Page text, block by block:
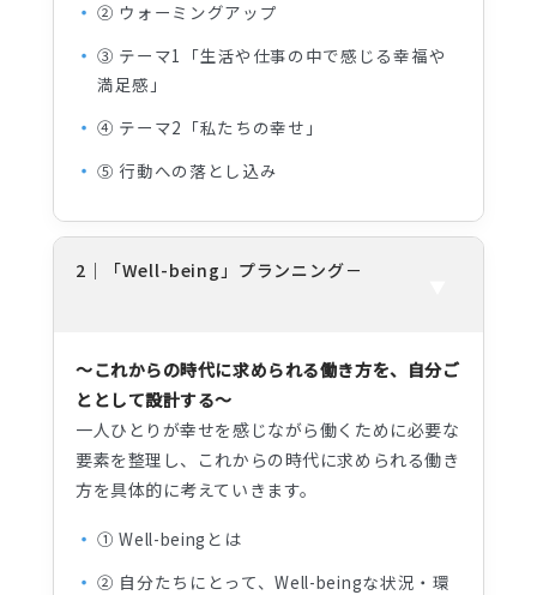
② ウォーミングアップ
③ テーマ1「生活や仕事の中で感じる幸福や
満足感」
④ テーマ2「私たちの幸せ」
⑤ 行動への落とし込み
2｜「Well-being」プランニング
～これからの時代に求められる働き方を、自分ご
ととして設計する～
一人ひとりが幸せを感じながら働くために必要な
要素を整理し、これからの時代に求められる働き
方を具体的に考えていきます。
① Well-beingとは
② 自分たちにとって、Well-beingな状況・環